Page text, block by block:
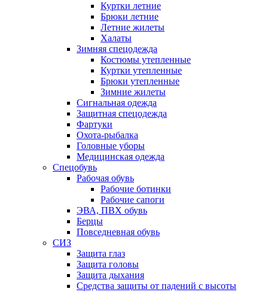
Куртки летние
Брюки летние
Летние жилеты
Халаты
Зимняя спецодежда
Костюмы утепленные
Куртки утепленные
Брюки утепленные
Зимние жилеты
Сигнальная одежда
Защитная спецодежда
Фартуки
Охота-рыбалка
Головные уборы
Медицинская одежда
Спецобувь
Рабочая обувь
Рабочие ботинки
Рабочие сапоги
ЭВА, ПВХ обувь
Берцы
Повседневная обувь
СИЗ
Защита глаз
Защита головы
Защита дыхания
Средства защиты от падений с высоты